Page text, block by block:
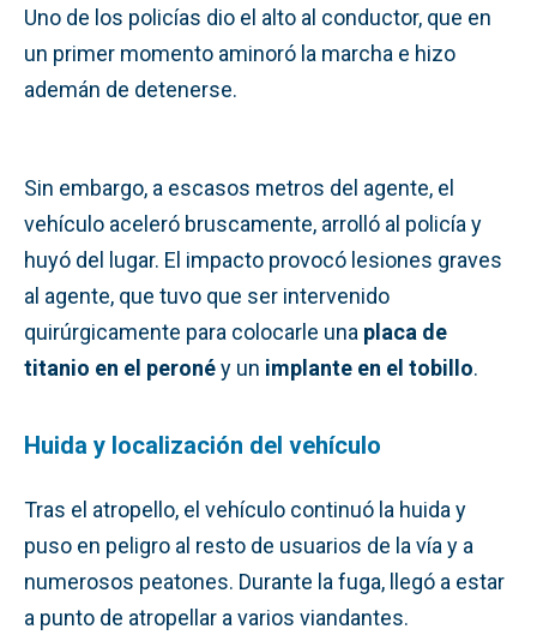
Uno de los policías dio el alto al conductor, que en
un primer momento aminoró la marcha e hizo
ademán de detenerse.
Sin embargo, a escasos metros del agente, el
vehículo aceleró bruscamente, arrolló al policía y
huyó del lugar. El impacto provocó lesiones graves
al agente, que tuvo que ser intervenido
quirúrgicamente para colocarle una placa de
titanio en el peronéy un implante en el tobillo.
Huida y localización del vehículo
Tras el atropello, el vehículo continuó la huida y
puso en peligro al resto de usuarios de la vía y a
numerosos peatones. Durante la fuga, llegó a estar
a punto de atropellar a varios viandantes.